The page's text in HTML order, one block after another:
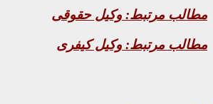
مطالب مرتبط: وکیل حقوقی
مطالب مرتبط: وکیل کیفری